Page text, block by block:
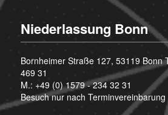
Niederlassung Bonn
Bornheimer Straße 127, 53119 Bonn
469 31
M.: +49 (0) 1579 - 234 32 31
Besuch nur nach Terminvereinbarung